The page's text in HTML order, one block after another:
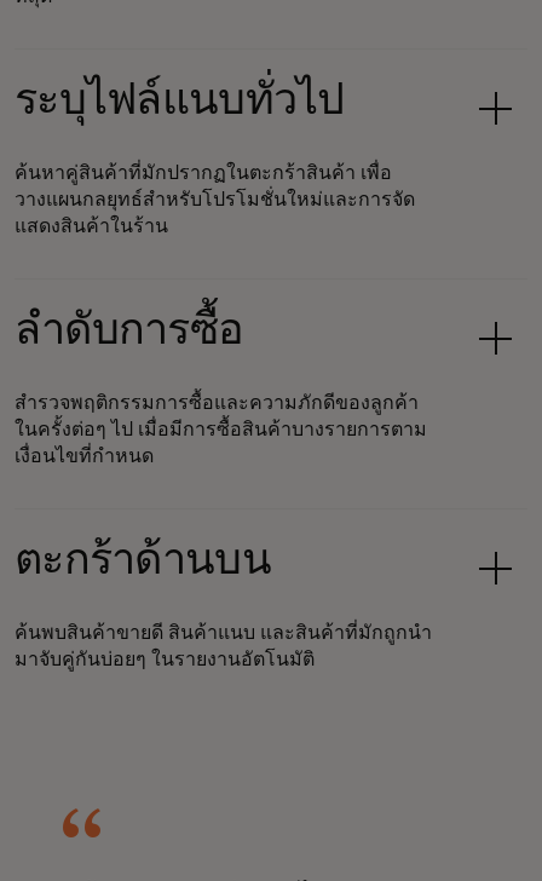
ระบุไฟล์แนบทั่วไป
ค้นหาคู่สินค้าที่มักปรากฏในตะกร้าสินค้า เพื่อ
วางแผนกลยุทธ์สำหรับโปรโมชั่นใหม่และการจัด
แสดงสินค้าในร้าน
ลำดับการซื้อ
สำรวจพฤติกรรมการซื้อและความภักดีของลูกค้า
ในครั้งต่อๆ ไป เมื่อมีการซื้อสินค้าบางรายการตาม
เงื่อนไขที่กำหนด
ตะกร้าด้านบน
ค้นพบสินค้าขายดี สินค้าแนบ และสินค้าที่มักถูกนำ
มาจับคู่กันบ่อยๆ ในรายงานอัตโนมัติ